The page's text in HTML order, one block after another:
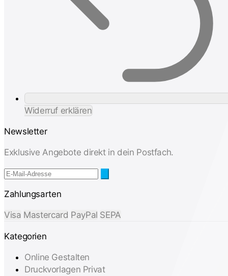
Widerruf erklären
Newsletter
Exklusive Angebote direkt in dein Postfach.
Zahlungsarten
Visa Mastercard PayPal SEPA
Kategorien
Online Gestalten
Druckvorlagen Privat